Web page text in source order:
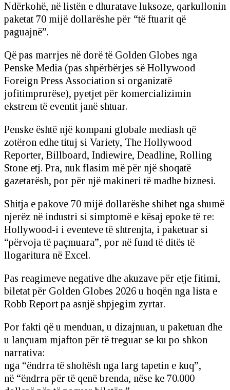
Ndërkohë, në listën e dhuratave luksoze, qarkullonin
paketat 70 mijë dollarëshe për “të ftuarit që
paguajnë”.
Që pas marrjes në dorë të Golden Globes nga
Penske Media (pas shpërbërjes së Hollywood
Foreign Press Association si organizatë
jofitimprurëse), pyetjet për komercializimin
ekstrem të eventit janë shtuar.
Penske është një kompani globale mediash që
zotëron edhe tituj si Variety, The Hollywood
Reporter, Billboard, Indiewire, Deadline, Rolling
Stone etj. Pra, nuk flasim më për një shoqatë
gazetarësh, por për një makineri të madhe biznesi.
Shitja e pakove 70 mijë dollarëshe shihet nga shumë
njerëz në industri si simptomë e kësaj epoke të re:
Hollywood-i i eventeve të shtrenjta, i paketuar si
“përvoja të paçmuara”, por në fund të ditës të
llogaritura në Excel.
Pas reagimeve negative dhe akuzave për etje fitimi,
biletat për Golden Globes 2026 u hoqën nga lista e
Robb Report pa asnjë shpjegim zyrtar.
Por fakti që u menduan, u dizajnuan, u paketuan dhe
u lançuam mjafton për të treguar se ku po shkon
narrativa:
nga “ëndrra të shohësh nga larg tapetin e kuq”,
në “ëndrra për të qenë brenda, nëse ke 70.000